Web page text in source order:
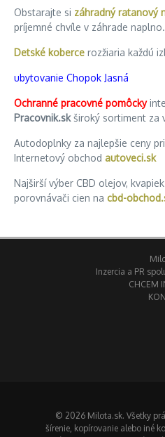
Obstarajte si záhradný ratanový
príjemné chvíle v záhrade naplno.
Detské koberce rozžiaria každú
ubytovanie Chopok Jasná
Ochranné pracovné pomôcky
Pracovnik.skširoký sortiment za
Autodoplnky za najlepšie ceny
Internetový obchod autoveci.sk
Najširší výber CBD olejov,
porovnávači cien na cbd-
Inzercia a PR
CHCEM
© 2026 Milota.sk. Všetky
šírenie, kopírovanie alebo iné